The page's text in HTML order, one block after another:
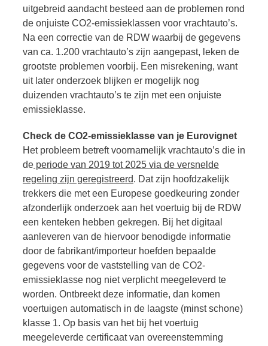
uitgebreid aandacht besteed aan de problemen rond
de onjuiste CO2-emissieklassen voor vrachtauto’s.
Na een correctie van de RDW waarbij de gegevens
van ca. 1.200 vrachtauto’s zijn aangepast, leken de
grootste problemen voorbij. Een misrekening, want
uit later onderzoek blijken er mogelijk nog
duizenden vrachtauto’s te zijn met een onjuiste
emissieklasse.
Check de CO2-emissieklasse van je Eurovignet
Het probleem betreft voornamelijk vrachtauto’s die in
de periode van 2019 tot 2025 via de versnelde
regeling zijn geregistreerd. Dat zijn hoofdzakelijk
trekkers die met een Europese goedkeuring zonder
afzonderlijk onderzoek aan het voertuig bij de RDW
een kenteken hebben gekregen. Bij het digitaal
aanleveren van de hiervoor benodigde informatie
door de fabrikant/importeur hoefden bepaalde
gegevens voor de vaststelling van de CO2-
emissieklasse nog niet verplicht meegeleverd te
worden. Ontbreekt deze informatie, dan komen
voertuigen automatisch in de laagste (minst schone)
klasse 1. Op basis van het bij het voertuig
meegeleverde certificaat van overeenstemming